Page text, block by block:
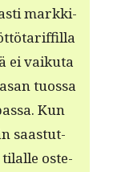
markki­
ei vaiku­ta
tuos­sa
Kun
saas­tut­
tilalle oste­